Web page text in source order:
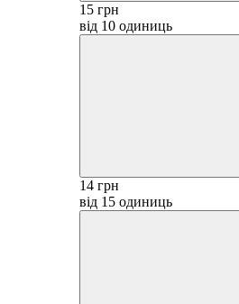
15 грн
від 10 одиниць
14 грн
від 15 одиниць